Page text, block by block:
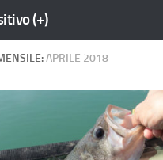
(+)
APRILE 2018